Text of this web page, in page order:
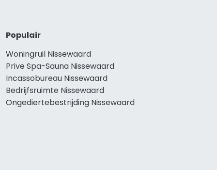
Populair
Woningruil Nissewaard
Prive Spa-Sauna Nissewaard
Incassobureau Nissewaard
Bedrijfsruimte Nissewaard
Ongediertebestrijding Nissewaard